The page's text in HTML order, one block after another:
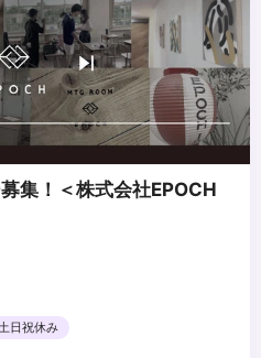
集！＜株式会社EPOCH
日祝休み